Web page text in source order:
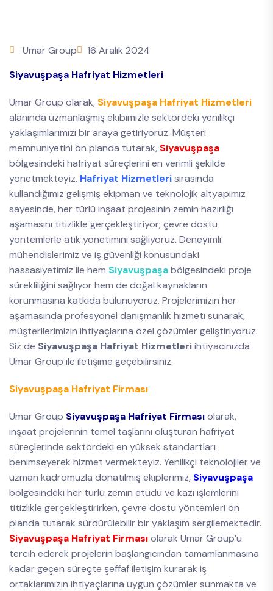
Umar Group
16 Aralık 2024
Siyavuşpaşa Hafriyat Hizmetleri
Umar Group olarak, Siyavuşpaşa Hafriyat Hizmetleri
alanında uzmanlaşmış ekibimizle sektördeki yenilikçi
yaklaşımlarımızı bir araya getiriyoruz. Müşteri
memnuniyetini ön planda tutarak, Siyavuşpaşa
bölgesindeki hafriyat süreçlerini en verimli şekilde
yönetmekteyiz. Hafriyat Hizmetlerisırasında
kullandığımız gelişmiş ekipman ve teknolojik altyapımız
sayesinde, her türlü inşaat projesinin zemin hazırlığı
aşamasını titizlikle gerçekleştiriyor; çevre dostu
yöntemlerle atık yönetimini sağlıyoruz. Deneyimli
mühendislerimiz ve iş güvenliği konusundaki
hassasiyetimiz ile hem Siyavuşpaşabölgesindeki proje
sürekliliğini sağlıyor hem de doğal kaynakların
korunmasına katkıda bulunuyoruz. Projelerimizin her
aşamasında profesyonel danışmanlık hizmeti sunarak,
müşterilerimizin ihtiyaçlarına özel çözümler geliştiriyoruz.
Siz de Siyavuşpaşa Hafriyat Hizmetleriihtiyacınızda
Umar Group ile iletişime geçebilirsiniz.
Siyavuşpaşa Hafriyat Firması
Umar Group Siyavuşpaşa Hafriyat Firmasıolarak,
inşaat projelerinin temel taşlarını oluşturan hafriyat
süreçlerinde sektördeki en yüksek standartları
benimseyerek hizmet vermekteyiz. Yenilikçi teknolojiler ve
uzman kadromuzla donatılmış ekiplerimiz, Siyavuşpaşa
bölgesindeki her türlü zemin etüdü ve kazı işlemlerini
titizlikle gerçekleştirirken, çevre dostu yöntemleri ön
planda tutarak sürdürülebilir bir yaklaşım sergilemektedir.
Siyavuşpaşa Hafriyat Firmasıolarak Umar Group’u
tercih ederek projelerin başlangıcından tamamlanmasına
kadar geçen süreçte şeffaf iletişim kurarak iş
ortaklarımızın ihtiyaçlarına uygun çözümler sunmakta ve